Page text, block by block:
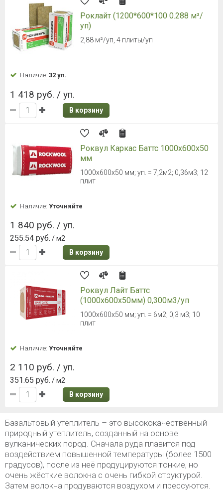
Роклайт (1200*600*100 0.288 м³/
уп)
2,88 м²/уп, 4 плиты/уп
Наличие: 32 уп.
1 418 руб. / уп.
В корзину
Роквул Каркас Баттс 1000х600х50
мм
1000х600х50 мм; уп. = 7,2м2; 0,36м3; 12
плит
Наличие: Уточняйте
1 840 руб. / уп.
255.54 руб. / м2
В корзину
Роквул Лайт Баттс
(1000х600х50мм) 0,300м3/уп
1000x600x50 мм; уп. = 6м2; 0,3 м3; 10
плит
Наличие: Уточняйте
2 110 руб. / уп.
351.65 руб. / м2
В корзину
Базальтовый утеплитель – это высококачественный
природный утеплитель, созданный на основе
вулканических пород. Сначала руда плавится под
воздействием повышенной температуры (более 1500
градусов), после из неё продуцируются тонкие, но
очень жёсткие волокна с очень гибкой структурой.
Затем волокна продуваются воздухом и прессуются.